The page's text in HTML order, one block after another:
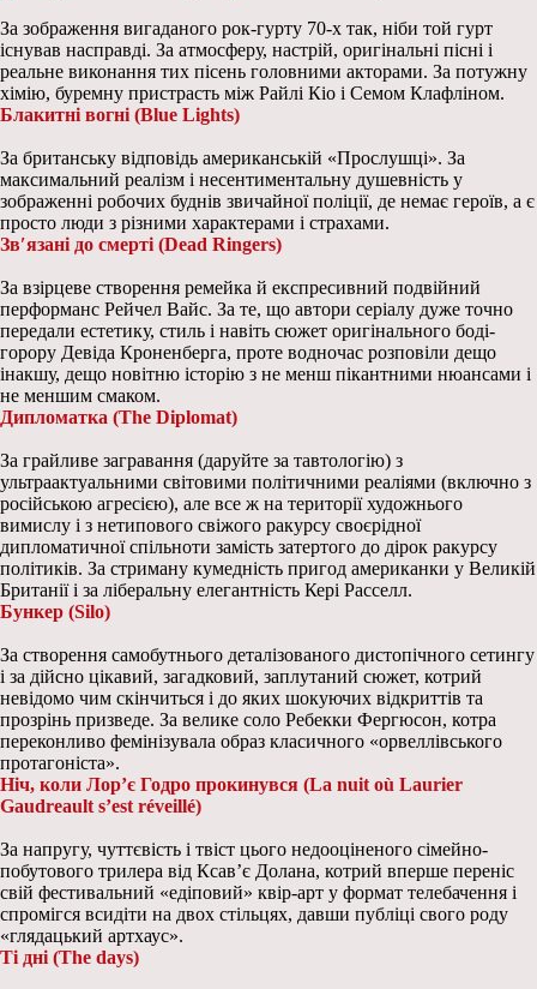
За зображення вигаданого рок-гурту 70-х так, ніби той гурт
існував насправді. За атмосферу, настрій, оригінальні пісні і
реальне виконання тих пісень головними акторами. За потужну
хімію, буремну пристрасть між Райлі Кіо і Семом Клафліном.
Блакитні вогні (Blue Lights)
За британську відповідь американській «Прослушці». За
максимальний реалізм і несентиментальну душевність у
зображенні робочих буднів звичайної поліції, де немає героїв, а є
просто люди з різними характерами і страхами.
Зв′язані до смерті (Dead Ringers)
За взірцеве створення ремейка й експресивний подвійний
перформанс Рейчел Вайс. За те, що автори серіалу дуже точно
передали естетику, стиль і навіть сюжет оригінального боді-
горору Девіда Кроненберга, проте водночас розповіли дещо
інакшу, дещо новітню історію з не менш пікантними нюансами і
не меншим смаком.
Дипломатка (The Diplomat)
За грайливе загравання (даруйте за тавтологію) з
ультраактуальними світовими політичними реаліями (включно з
російською агресією), але все ж на території художнього
вимислу і з нетипового свіжого ракурсу своєрідної
дипломатичної спільноти замість затертого до дірок ракурсу
політиків. За стриману кумедність пригод американки у Великій
Британії і за ліберальну елегантність Кері Расселл.
Бункер (Silo)
За створення самобутнього деталізованого дистопічного сетингу
і за дійсно цікавий, загадковий, заплутаний сюжет, котрий
невідомо чим скінчиться і до яких шокуючих відкриттів та
прозрінь призведе. За велике соло Ребекки Фергюсон, котра
переконливо фемінізувала образ класичного «орвеллівського
протагоніста».
Ніч, коли Лор’є Годро прокинувся (La nuit où Laurier
Gaudreault s’est réveillé)
За напругу, чуттєвість і твіст цього недооціненого сімейно-
побутового трилера від Ксав’є Долана, котрий вперше переніс
свій фестивальний «едіповий» квір-арт у формат телебачення і
спромігся всидіти на двох стільцях, давши публіці свого роду
«глядацький артхаус».
Ті дні (The days)